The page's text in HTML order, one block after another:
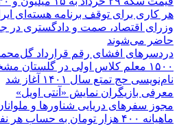
هر کاری برای توقف برنامه هسته‌ای
حاضر می‌شوند
دردسرهای افشای رقم قرارداد
۱۵۰۰ معلم کلاس اولی در گلستان مشخص شدند
نام‌نویسی حج تمتع سال ۱۴۰۱ آغاز شد
معرفی بازیگران نمایش «آنتی اویل»
مجوز سفرهای دریایی شناورها و
ماهیانه ۴۰۰ هزار تومان به حساب هر نفر واریز می‌شود